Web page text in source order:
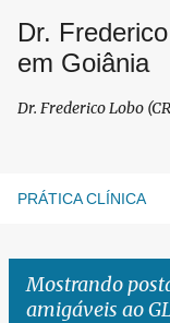
Dr.
em Goiânia
Dr. Frederico Lobo
PRÁTICA CLÍNICA
Mostrando
amigáveis ao